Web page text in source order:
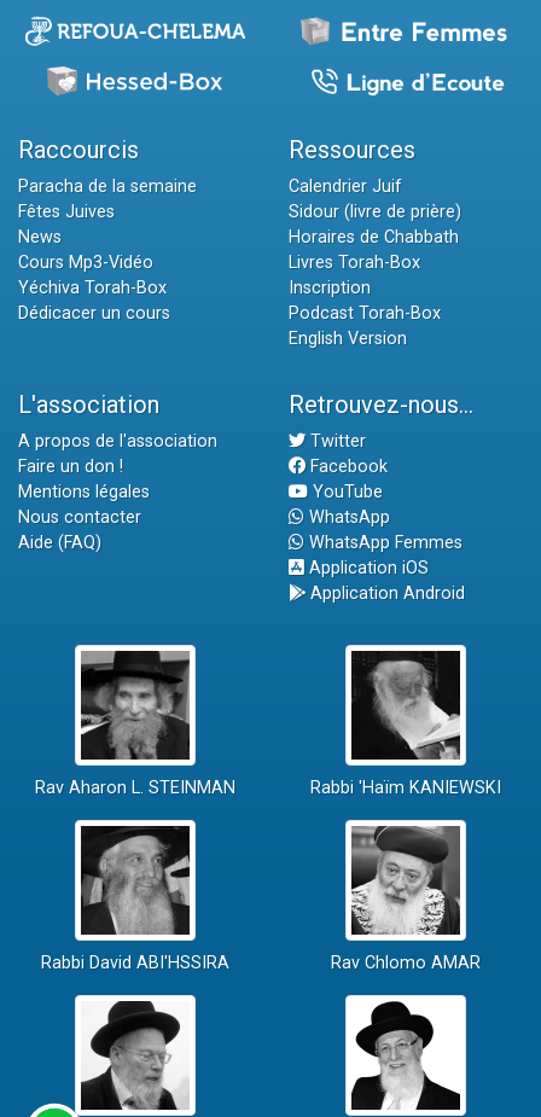
Raccourcis
Paracha de la semaine
Fêtes Juives
News
Cours Mp3-Vidéo
Yéchiva Torah-Box
Dédicacer un cours
Ressources
Calendrier Juif
Sidour (livre de prière)
Horaires de Chabbath
Livres Torah-Box
Inscription
Podcast Torah-Box
English Version
L'association
A propos de l'association
Faire un don !
Mentions légales
Nous contacter
Aide (FAQ)
Retrouvez-nous...
Twitter
Facebook
YouTube
WhatsApp
WhatsApp Femmes
Application iOS
Application Android
Rav Aharon L. STEINMAN Rabbi 'Haïm KANIEWSKI
Rabbi David ABI'HSSIRA Rav Chlomo AMAR